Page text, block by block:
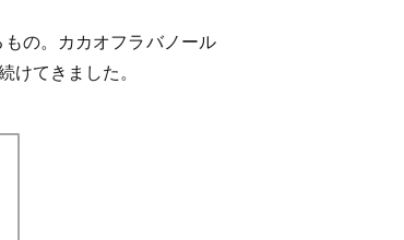
の。カカオフラバノール
けてきました。